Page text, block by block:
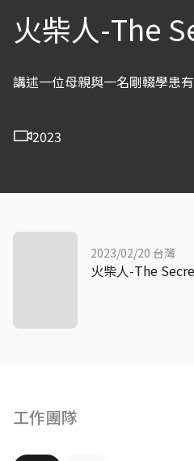
火柴人-The
講述一位母親與一名剛輟學患
2023
工作團隊
2023/02/20 台灣
火柴人-The